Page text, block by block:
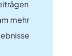
mehr